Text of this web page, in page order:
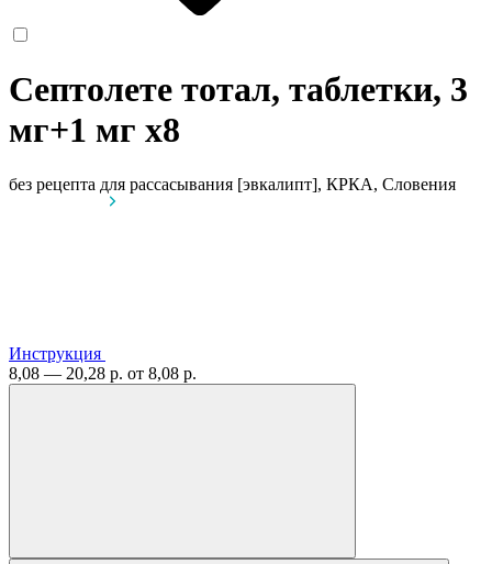
Септолете тотал, таблетки, 3
мг+1 мг x8
без рецепта для рассасывания [эвкалипт], КРКА, Словения
Инструкция
8,08 — 20,28 р. от 8,08 р.